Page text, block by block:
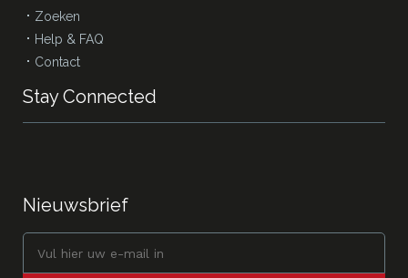
Zoeken
Help & FAQ
Contact
Stay Connected
Nieuwsbrief